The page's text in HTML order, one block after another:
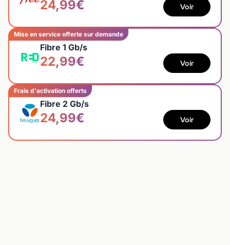
24,99€ Voir
Mise en service offerte sur demande
Fibre 1 Gb/s
22,99€ Voir
Frais d'activation offerts
Fibre 2 Gb/s
24,99€ Voir